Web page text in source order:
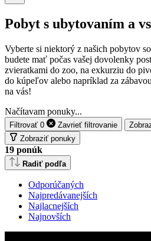
Pobyt s ubytovaním a
Vyberte si niektorý z našich pobytov
budete mať počas vašej dovolenky
zvieratkami do zoo, na exkurziu do
do kúpeľov alebo napríklad za
na vás!
Načítavam ponuky...
Filtrovať 0 Zavrieť filtrovanie
Zobraziť ponuky
19 ponúk
Radiť podľa
Odporúčaných
Najpredávanejších
Najlacnejších
Najnovších